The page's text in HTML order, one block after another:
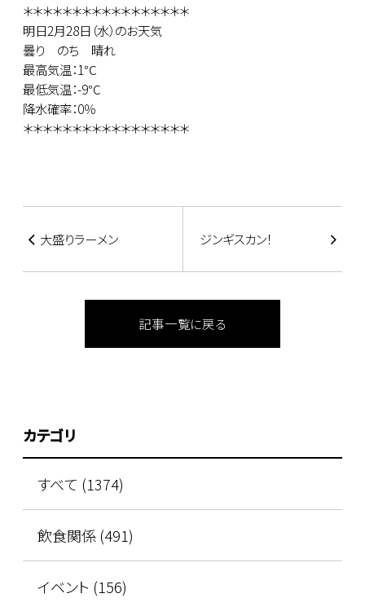
＊＊＊＊＊＊＊＊＊＊＊＊＊＊＊＊＊
明日2月28日（水）のお天気
曇り のち 晴れ
最高気温：1℃
最低気温：-9℃
降水確率：0％
＊＊＊＊＊＊＊＊＊＊＊＊＊＊＊＊＊
大盛りラーメン ジンギスカン！
記事一覧に戻る
カテゴリ
すべて (1374)
飲食関係 (491)
イベント (156)